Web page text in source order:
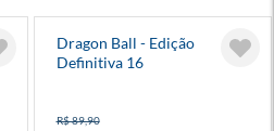
Dragon Ball - Edição
Definitiva 16
R$ 89,90